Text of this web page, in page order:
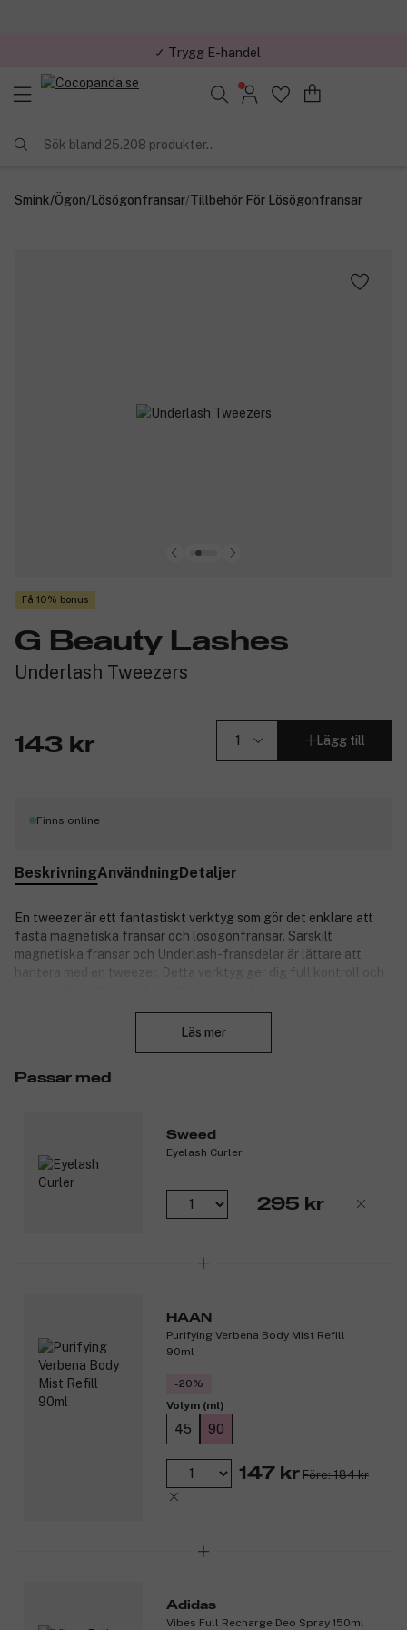
✓ Trygg E-handel
Sök bland 25.208 produkter..
Smink/Ögon/Lösögonfransar/Tillbehör För Lösögonfransar
Få 10% bonus
G Beauty Lashes
Underlash Tweezers
143 kr Lägg till
Finns online
BeskrivningAnvändningDetaljer
En tweezer är ett fantastiskt verktyg som gör det enklare att
fästa magnetiska fransar och lösögonfransar. Särskilt
magnetiska fransar och Underlash-fransdelar är lättare att
hantera med en tweezer. Detta verktyg ger dig full kontroll och
Precis applicering: Gör det möjligt att fästa fransar exakt
och säkert.
fransar, lösögonfransar och Underlash-fransar.
Produktnummer:
Läs mer
Passar med
Sweed
Eyelash Curler
295 kr
HAAN
Purifying Verbena Body Mist Refill
90ml
-20%
Volym (ml)
45 90
147 kr Före: 184 kr
Adidas
Vibes Full Recharge Deo Spray 150ml